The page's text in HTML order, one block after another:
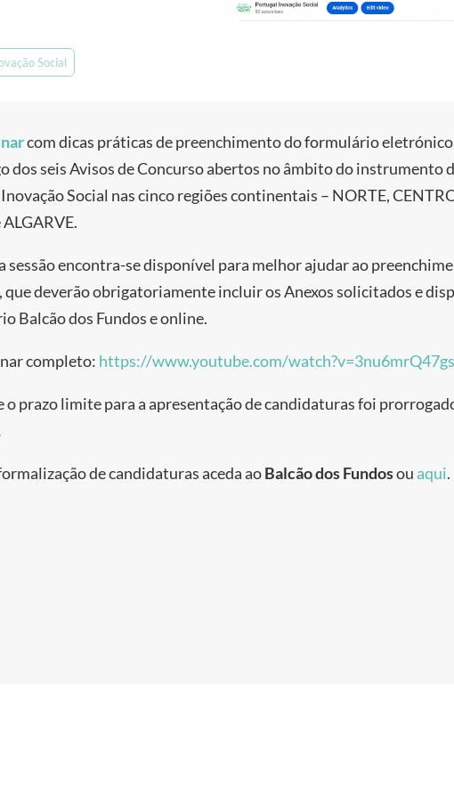
Social
com dicas práticas de preenchimento do formulário eletrónico
dos seis Avisos de Concurso abertos no âmbito do instrumento
Social nas cinco regiões continentais – NORTE,
sessão encontra-se disponível para melhor ajudar ao
que deverão obrigatoriamente incluir os Anexos solicitados e
Balcão dos Fundos e online.
completo: https://www.youtube.com/
o prazo limite para a apresentação de candidaturas foi
de candidaturas aceda aoBalcão dos Fundosou aqui.